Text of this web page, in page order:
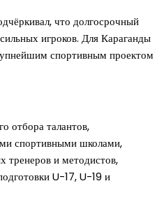
что долгосрочный
игроков. Для Караганды
спортивным проектом
отбора талантов,
спортивными школами,
тренеров и методистов,
U-17, U-19 и